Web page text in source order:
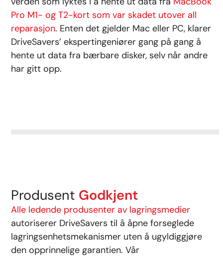
Pro M1- og T2-kort som var skadet utover all
reparasjon. Enten det gjelder Mac eller PC, klarer
DriveSavers’ ekspertingeniører gang på gang å
hente ut data fra bærbare disker, selv når andre
har gitt opp.
Produsent Godkjent
Alle ledende produsenter av lagringsmedier
autoriserer DriveSavers til å åpne forseglede
lagringsenhetsmekanismer uten å ugyldiggjøre
den opprinnelige garantien. Vår